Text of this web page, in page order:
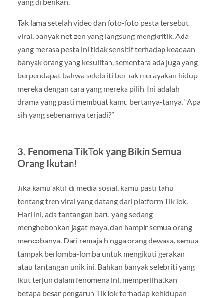
Tak lama setelah video dan foto-foto pesta tersebut
viral, banyak netizen yang langsung mengkritik. Ada
yang merasa pesta ini tidak sensitif terhadap keadaan
banyak orang yang kesulitan, sementara ada juga yang
berpendapat bahwa selebriti berhak merayakan hidup
mereka dengan cara yang mereka pilih. Ini adalah
drama yang pasti membuat kamu bertanya-tanya, “Apa
sih yang sebenarnya terjadi?”
3. Fenomena TikTok yang Bikin Semua
Orang Ikutan!
Jika kamu aktif di media sosial, kamu pasti tahu
tentang tren viral yang datang dari platform TikTok.
Hari ini, ada tantangan baru yang sedang
menghebohkan jagat maya, dan hampir semua orang
mencobanya. Dari remaja hingga orang dewasa, semua
tampak berlomba-lomba untuk mengikuti gerakan
atau tantangan unik ini. Bahkan banyak selebriti yang
ikut terjun dalam fenomena ini, memperlihatkan
betapa besar pengaruh TikTok terhadap kehidupan